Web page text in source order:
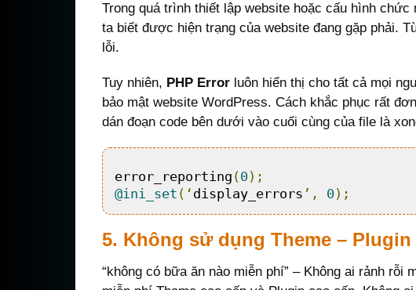
Trong quá trình thiết lập website hoặc cấu hình
ta biết được hiện trạng của website đang gặp phải.
lỗi.
Tuy nhiên, PHP Error luôn hiển thị cho tất cả mọi
bảo mật website WordPress. Cách khắc phục rất
dán đoạn code bên dưới vào cuối cùng của file là
error_reporting (0);
@ini_set (‘ display_errors ’, 0);
5. Không sử dụng Theme – Plugin
“không có bữa ăn nào miễn phí” – Không ai rảnh rỗi